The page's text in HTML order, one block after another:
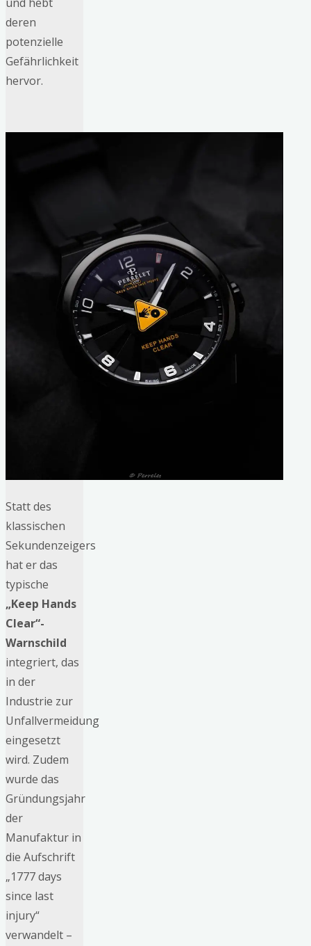
deren
potenzielle
Gefährlichkeit
hervor.
Statt des
klassischen
Sekundenzeigers
hat er das
typische
„Keep Hands
Clear“-
Warnschild
integriert, das
in der
Industrie zur
Unfallvermeidung
eingesetzt
wird. Zudem
wurde das
Gründungsjahr
der
Manufaktur in
die Aufschrift
„1777 days
since last
injury“
verwandelt –